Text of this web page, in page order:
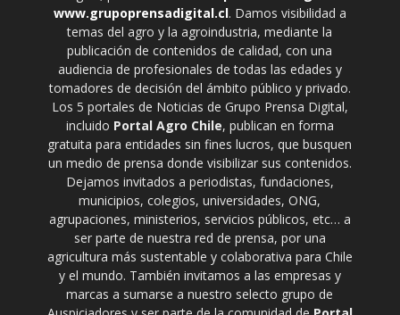
www.grupoprensadigital.cl. Damos visibilidad a
temas del agro y la agroindustria, mediante la
publicación de contenidos de calidad, con una
audiencia de profesionales de todas las edades y
tomadores de decisión del ámbito público y privado.
Los 5 portales de Noticias de Grupo Prensa Digital,
incluido Portal Agro Chile, publican en forma
gratuita para entidades sin fines lucros, que busquen
un medio de prensa donde visibilizar sus contenidos.
Dejamos invitados a periodistas, fundaciones,
municipios, colegios, universidades, ONG,
agrupaciones, ministerios, servicios públicos, etc… a
ser parte de nuestra red de prensa, por una
agricultura más sustentable y colaborativa para Chile
y el mundo. También invitamos a las empresas y
marcas a sumarse a nuestro selecto grupo de